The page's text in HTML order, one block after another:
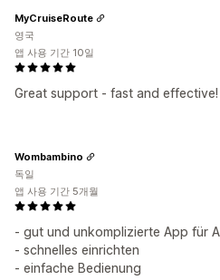
Great support - fast and effective!
MyCruiseRoute
영국
앱 사용 기간 10일
- gut und unkomplizierte App für
- schnelles einrichten
- einfache Bedienung
Wombambino
독일
앱 사용 기간 5개월